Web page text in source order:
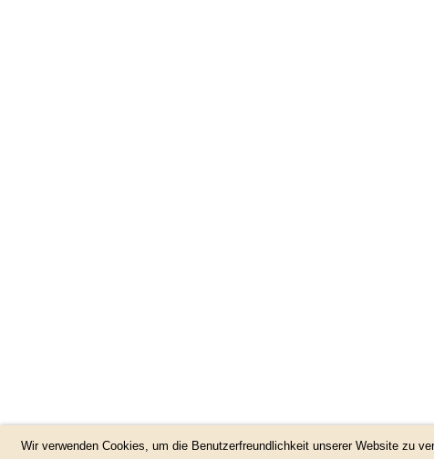
Wir verwenden Cookies, um die Benutzerfreundlichkeit unserer Website zu